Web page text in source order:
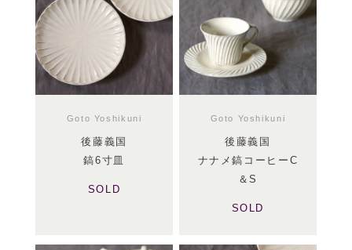
Goto Yoshikuni
後藤義国
鎬6寸皿
SOLD
Goto Yoshikuni
後藤義国
ナナメ鎬コーヒーC
＆S
SOLD